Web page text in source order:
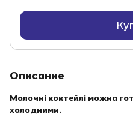
Описание
Молочні коктейлі можна
холодними.